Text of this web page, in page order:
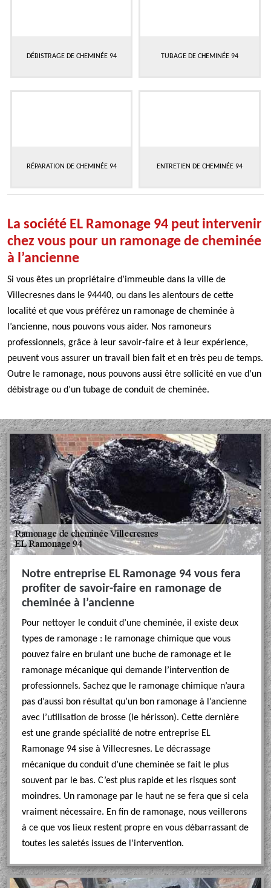
DÉBISTRAGE DE CHEMINÉE 94 TUBAGE DE CHEMINÉE 94
RÉPARATION DE CHEMINÉE 94 ENTRETIEN DE CHEMINÉE 94
La société EL Ramonage 94 peut intervenir
chez vous pour un ramonage de cheminée
à l’ancienne
Si vous êtes un propriétaire d’immeuble dans la ville de
Villecresnes dans le 94440, ou dans les alentours de cette
localité et que vous préférez un ramonage de cheminée à
l’ancienne, nous pouvons vous aider. Nos ramoneurs
professionnels, grâce à leur savoir-faire et à leur expérience,
peuvent vous assurer un travail bien fait et en très peu de temps.
Outre le ramonage, nous pouvons aussi être sollicité en vue d’un
débistrage ou d’un tubage de conduit de cheminée.
Notre entreprise EL Ramonage 94 vous fera
profiter de savoir-faire en ramonage de
cheminée à l’ancienne
Pour nettoyer le conduit d’une cheminée, il existe deux
types de ramonage : le ramonage chimique que vous
pouvez faire en brulant une buche de ramonage et le
ramonage mécanique qui demande l’intervention de
professionnels. Sachez que le ramonage chimique n’aura
pas d’aussi bon résultat qu’un bon ramonage à l’ancienne
avec l’utilisation de brosse (le hérisson). Cette dernière
est une grande spécialité de notre entreprise EL
Ramonage 94 sise à Villecresnes. Le décrassage
mécanique du conduit d’une cheminée se fait le plus
souvent par le bas. C’est plus rapide et les risques sont
moindres. Un ramonage par le haut ne se fera que si cela
vraiment nécessaire. En fin de ramonage, nous veillerons
à ce que vos lieux restent propre en vous débarrassant de
toutes les saletés issues de l’intervention.